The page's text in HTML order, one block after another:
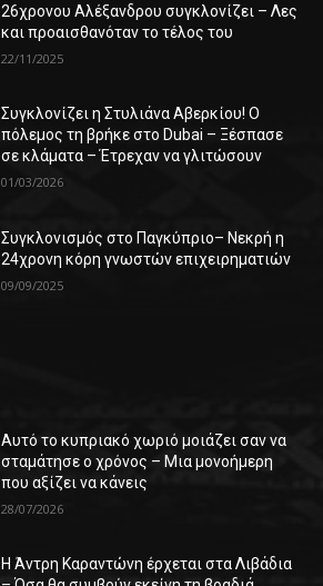
26χρονου Αλέξανδρου συγκλονίζει – Λες
και προαισθανόταν το τέλος του
22/11/2025
Συγκλονίζει η Στυλιάνα Αβερκίου! Ο
πόλεμος τη βρήκε στο Dubai – Ξέσπασε
σε κλάματα – Έτρεχαν να γλιτώσουν
01/03/2026
Συγκλονισμός στο Παγκύπριο– Νεκρή η
24χρονη κόρη γνωστών επιχειρηματιών
09/09/2025
Αυτό το κυπριακό χωριό μοιάζει σαν να
σταμάτησε ο χρόνος – Μια μονοήμερη
που αξίζει να κάνεις
28/07/2026
Η Άντρη Καραντώνη έρχεται στα Λιβάδια